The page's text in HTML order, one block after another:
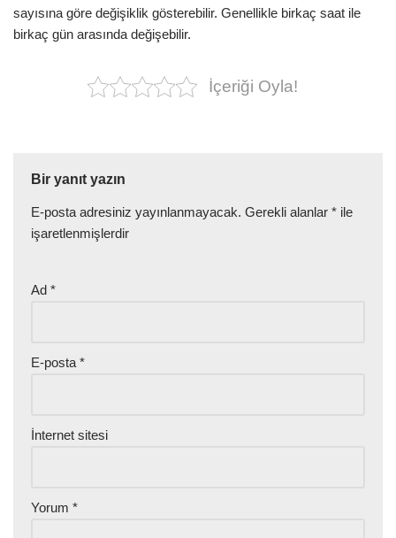
sayısına göre değişiklik gösterebilir. Genellikle birkaç saat ile
birkaç gün arasında değişebilir.
İçeriği Oyla!
Bir yanıt yazın
E-posta adresiniz yayınlanmayacak. Gerekli alanlar * ile
işaretlenmişlerdir
Ad *
E-posta *
İnternet sitesi
Yorum *